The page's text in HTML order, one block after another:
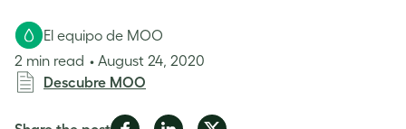
El equipo de MOO
2 min read
August 24, 2020
Descubre MOO
Share Share Share